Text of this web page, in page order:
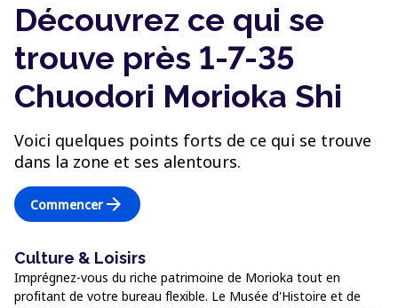
Découvrez ce qui se
trouve près 1-7-35
Chuodori Morioka Shi
Voici quelques points forts de ce qui se trouve
dans la zone et ses alentours.
Commencerarrow_forward
Culture & Loisirs
Imprégnez-vous du riche patrimoine de Morioka tout en
profitant de votre bureau flexible. Le Musée d'Histoire et de